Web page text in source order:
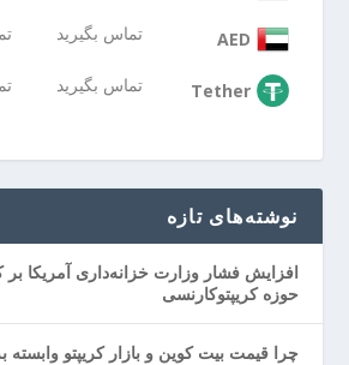
AED تماس بگیرید
Tether تماس بگیرید
نوشته‌های تازه
افزایش فشار وزارت خزانه‌داری آمریکا بر
حوزه کریپتوکارنسی